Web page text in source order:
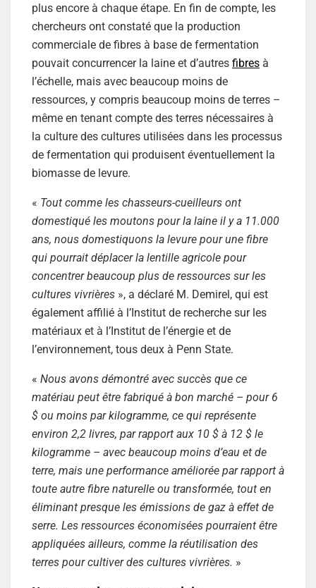
plus encore à chaque étape. En fin de compte, les
chercheurs ont constaté que la production
commerciale de fibres à base de fermentation
pouvait concurrencer la laine et d’autres fibres à
l’échelle, mais avec beaucoup moins de
ressources, y compris beaucoup moins de terres –
même en tenant compte des terres nécessaires à
la culture des cultures utilisées dans les processus
de fermentation qui produisent éventuellement la
biomasse de levure.
« Tout comme les chasseurs-cueilleurs ont
domestiqué les moutons pour la laine il y a 11.000
ans, nous domestiquons la levure pour une fibre
qui pourrait déplacer la lentille agricole pour
concentrer beaucoup plus de ressources sur les
cultures vivrières », a déclaré M. Demirel, qui est
également affilié à l’Institut de recherche sur les
matériaux et à l’Institut de l’énergie et de
l’environnement, tous deux à Penn State.
« Nous avons démontré avec succès que ce
matériau peut être fabriqué à bon marché – pour 6
$ ou moins par kilogramme, ce qui représente
environ 2,2 livres, par rapport aux 10 $ à 12 $ le
kilogramme – avec beaucoup moins d’eau et de
terre, mais une performance améliorée par rapport à
toute autre fibre naturelle ou transformée, tout en
éliminant presque les émissions de gaz à effet de
serre. Les ressources économisées pourraient être
appliquées ailleurs, comme la réutilisation des
terres pour cultiver des cultures vivrières. »